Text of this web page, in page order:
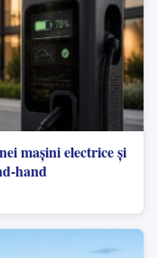
mașini electrice și
hand